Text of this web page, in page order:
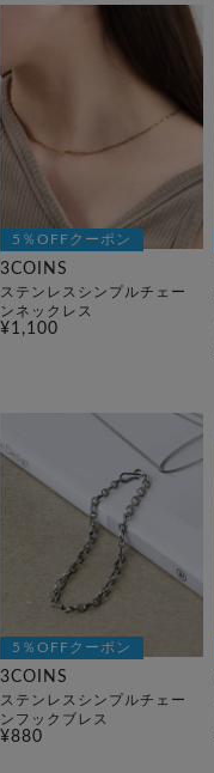
5％OFFクーポン
3COINS
ステンレスシンプルチェー
ンネックレス
¥1,100
5％OFFクーポン
3COINS
ステンレスシンプルチェー
ンフックブレス
¥880